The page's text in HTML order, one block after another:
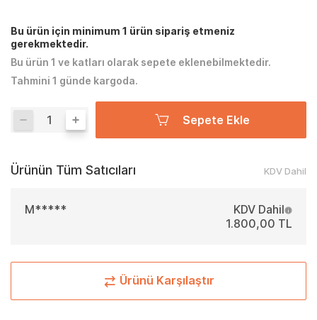
Bu ürün için minimum 1 ürün sipariş etmeniz
gerekmektedir.
Bu ürün 1 ve katları olarak sepete eklenebilmektedir.
Tahmini 1 günde kargoda.
Sepete Ekle
Ürünün Tüm Satıcıları KDV Dahil
M*****
KDV Dahil
1.800,00 TL
Ürünü Karşılaştır